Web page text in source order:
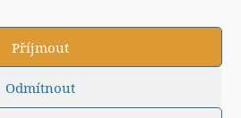
Příjmout
Odmítnout
Sociální sítě